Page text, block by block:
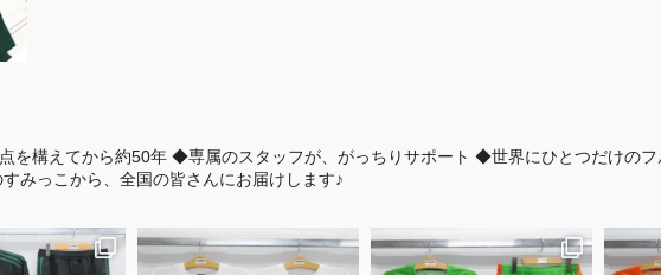
を構えてから約50年 ◆専属のスタッフが、がっちりサポート ◆世界にひとつだけのフ
すみっこから、全国の皆さんにお届けします♪